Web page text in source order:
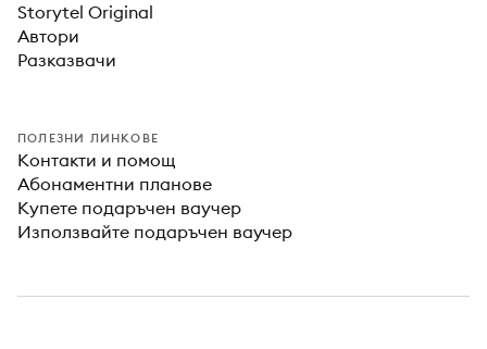
Storytel Original
Автори
Разказвачи
ПОЛЕЗНИ ЛИНКОВЕ
Контакти и помощ
Абонаментни планове
Купете подаръчен ваучер
Използвайте подаръчен ваучер